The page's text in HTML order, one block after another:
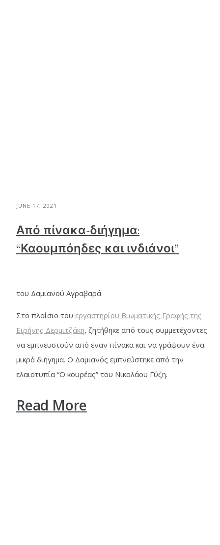
JUNE 17, 2021
Από πίνακα-διήγημα:
“Καουμπόηδες και ινδιάνοι”
του Δαμιανού Αγραβαρά
Στο πλαίσιο του εργαστηρίου Βιωματικής Γραφής της
Ειρήνης Δερμιτζάκη, ζητήθηκε από τους συμμετέχοντες
να εμπνευστούν από έναν πίνακα και να γράψουν ένα
μικρό διήγημα. Ο Δαμιανός εμπνεύστηκε από την
ελαιοτυπία “Ο κουρέας” του Νικολάου Γύζη.
Read More